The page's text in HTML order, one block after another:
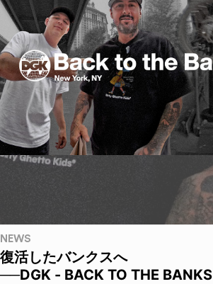
NEWS
復活したバンクスへ
──DGK - BACK TO THE BANKS